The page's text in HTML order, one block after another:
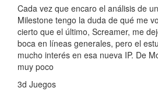
Cada vez que encaro el análisis de
Milestone tengo la duda de qué me
cierto que el último, Screamer, me
boca en líneas generales, pero el
mucho interés en esa nueva IP. De
muy poco
3d Juegos